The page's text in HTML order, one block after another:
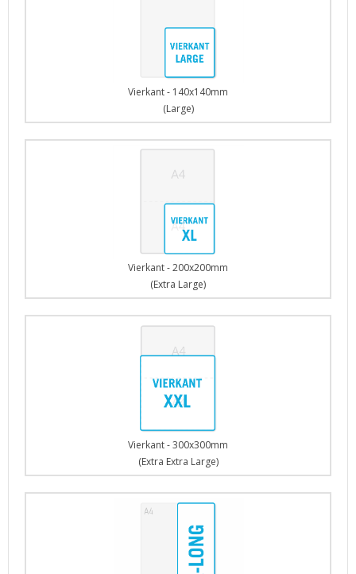
Vierkant - 140x140mm
(Large)
Vierkant - 200x200mm
(Extra Large)
Vierkant - 300x300mm
(Extra Extra Large)